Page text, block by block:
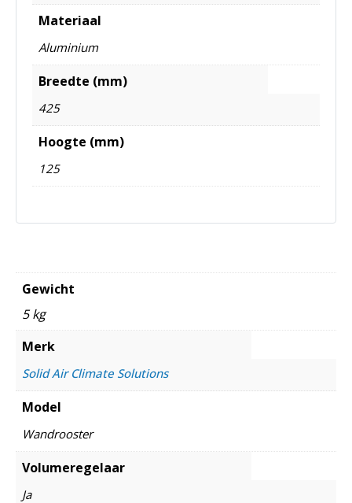
Materiaal
Aluminium
Breedte (mm)
425
Hoogte (mm)
125
Gewicht
5 kg
Merk
Solid Air Climate Solutions
Model
Wandrooster
Volumeregelaar
Ja